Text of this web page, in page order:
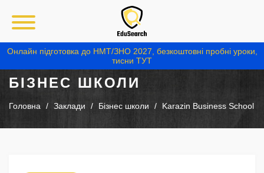
Онлайн підготовка до НМТ/ЗНО 2027, безкоштовні пробні уроки,
тисни ТУТ
БІЗНЕС ШКОЛИ
Головна Заклади Бізнес школи Karazin Business School